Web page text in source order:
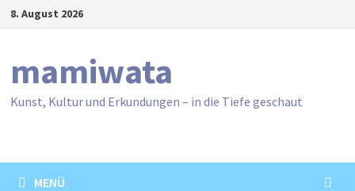
Zum8. August 2026
mamiwata
Kunst, Kultur und Erkundungen – in die Tiefe geschaut
MENÜ